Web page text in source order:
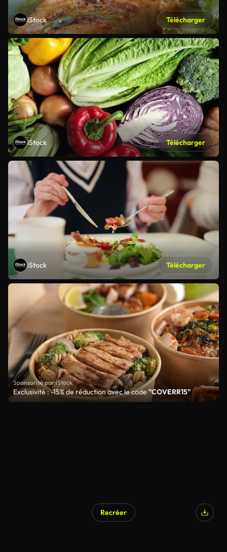
iStock Télécharger
iStock Télécharger
iStock Télécharger
Sponsorisé par iStock
Exclusivité : -15% de réduction avec le code "COVERR15"
Recréer